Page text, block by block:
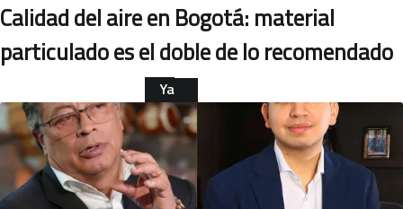
MEDIO AMBIENTE
Ya
leíste
esta
nota
Calidad del aire en Bogotá: material
particulado es el doble de lo recomendado